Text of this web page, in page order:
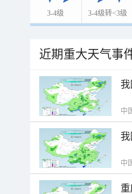
3-4级 3-4级转<3级
近期重大天气事
我
中
我
中